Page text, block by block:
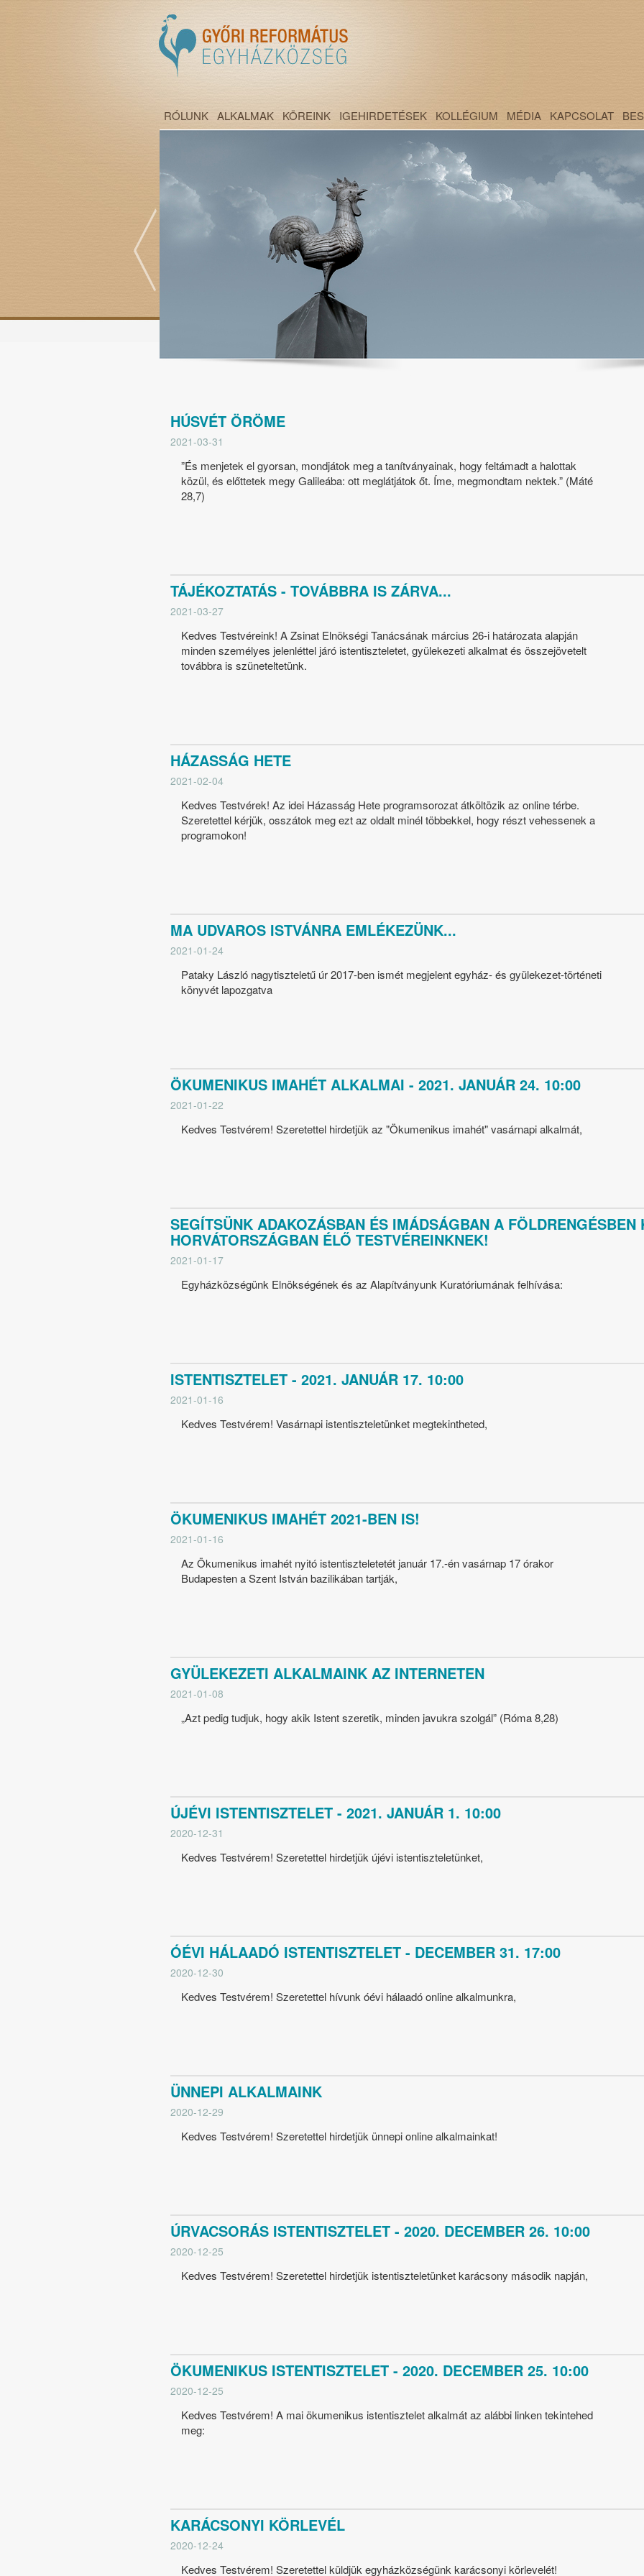
RÓLUNK ALKALMAK KÖREINK IGEHIRDETÉSEK KOLLÉGIUM MÉDIA KAPCSOLAT
HÚSVÉT ÖRÖME
2021-03-31
”És menjetek el gyorsan, mondjátok meg a tanítványainak, hogy feltámadt a halottak
közül, és előttetek megy Galileába: ott meglátjátok őt. Íme, megmondtam nektek.” (Máté
28,7)
TÁJÉKOZTATÁS - TOVÁBBRA IS ZÁRVA...
2021-03-27
Kedves Testvéreink! A Zsinat Elnökségi Tanácsának március 26-i határozata alapján
minden személyes jelenléttel járó istentiszteletet, gyülekezeti alkalmat és összejövetelt
továbbra is szüneteltetünk.
HÁZASSÁG HETE
2021-02-04
Kedves Testvérek! Az idei Házasság Hete programsorozat átköltözik az online térbe.
Szeretettel kérjük, osszátok meg ezt az oldalt minél többekkel, hogy részt vehessenek a
programokon!
MA UDVAROS ISTVÁNRA EMLÉKEZÜNK...
2021-01-24
Pataky László nagytiszteletű úr 2017-ben ismét megjelent egyház- és gyülekezet-történeti
könyvét lapozgatva
ÖKUMENIKUS IMAHÉT ALKALMAI - 2021. JANUÁR 24. 10:00
2021-01-22
Kedves Testvérem! Szeretettel hirdetjük az "Ökumenikus imahét" vasárnapi alkalmát,
SEGÍTSÜNK ADAKOZÁSBAN ÉS IMÁDSÁGBAN A FÖLDRENGÉSBEN
HORVÁTORSZÁGBAN ÉLŐ TESTVÉREINKNEK!
2021-01-17
Egyházközségünk Elnökségének és az Alapítványunk Kuratóriumának felhívása:
ISTENTISZTELET - 2021. JANUÁR 17. 10:00
2021-01-16
Kedves Testvérem! Vasárnapi istentiszteletünket megtekintheted,
ÖKUMENIKUS IMAHÉT 2021-BEN IS!
2021-01-16
Az Ökumenikus imahét nyitó istentiszteletetét január 17.-én vasárnap 17 órakor
Budapesten a Szent István bazilikában tartják,
GYÜLEKEZETI ALKALMAINK AZ INTERNETEN
2021-01-08
„Azt pedig tudjuk, hogy akik Istent szeretik, minden javukra szolgál” (Róma 8,28)
ÚJÉVI ISTENTISZTELET - 2021. JANUÁR 1. 10:00
2020-12-31
Kedves Testvérem! Szeretettel hirdetjük újévi istentiszteletünket,
ÓÉVI HÁLAADÓ ISTENTISZTELET - DECEMBER 31. 17:00
2020-12-30
Kedves Testvérem! Szeretettel hívunk óévi hálaadó online alkalmunkra,
ÜNNEPI ALKALMAINK
2020-12-29
Kedves Testvérem! Szeretettel hirdetjük ünnepi online alkalmainkat!
ÚRVACSORÁS ISTENTISZTELET - 2020. DECEMBER 26. 10:00
2020-12-25
Kedves Testvérem! Szeretettel hirdetjük istentiszteletünket karácsony második napján,
ÖKUMENIKUS ISTENTISZTELET - 2020. DECEMBER 25. 10:00
2020-12-25
Kedves Testvérem! A mai ökumenikus istentisztelet alkalmát az alábbi linken tekintehed
meg:
KARÁCSONYI KÖRLEVÉL
2020-12-24
Kedves Testvérem! Szeretettel küldjük egyházközségünk karácsonyi körlevelét!